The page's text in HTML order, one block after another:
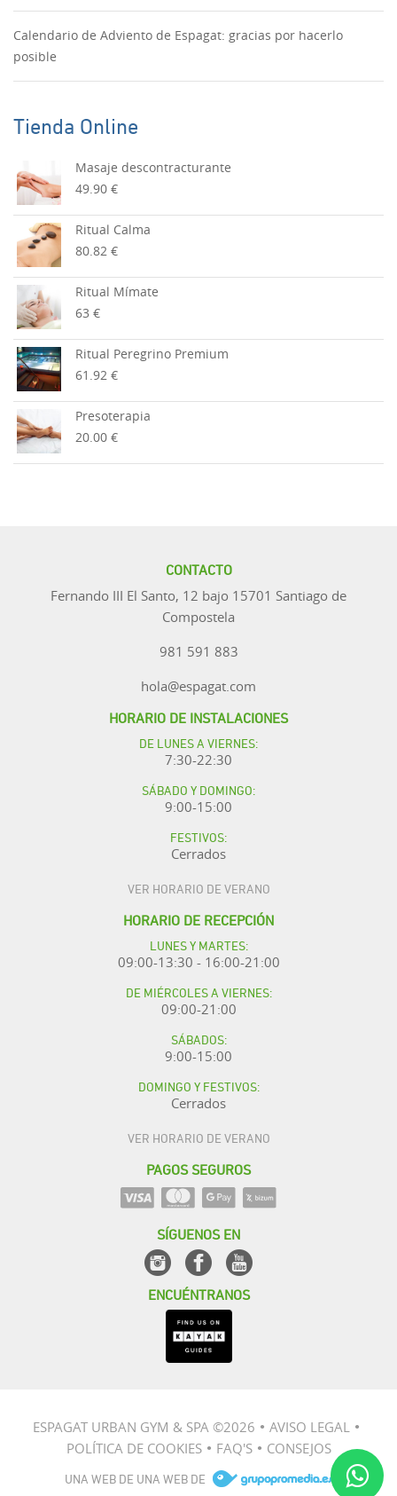
Calendario de Adviento de Espagat: gracias por hacerlo
posible
Tienda Online
Masaje descontracturante
49.90 €
Ritual Calma
80.82 €
Ritual Mímate
63 €
Ritual Peregrino Premium
61.92 €
Presoterapia
20.00 €
CONTACTO
Fernando III El Santo, 12 bajo 15701 Santiago de
Compostela
981 591 883
hola@espagat.com
HORARIO DE INSTALACIONES
DE LUNES A VIERNES:
7:30-22:30
SÁBADO Y DOMINGO:
9:00-15:00
FESTIVOS:
Cerrados
VER HORARIO DE VERANO
HORARIO DE RECEPCIÓN
LUNES Y MARTES:
09:00-13:30 - 16:00-21:00
DE MIÉRCOLES A VIERNES:
09:00-21:00
SÁBADOS:
9:00-15:00
DOMINGO Y FESTIVOS:
Cerrados
VER HORARIO DE VERANO
PAGOS SEGUROS
SÍGUENOS EN
ENCUÉNTRANOS
ESPAGAT URBAN GYM & SPA ©2026 ● AVISO LEGAL ●
POLÍTICA DE COOKIES ● FAQ'S ● CONSEJOS
UNA WEB DE UNA WEB DE